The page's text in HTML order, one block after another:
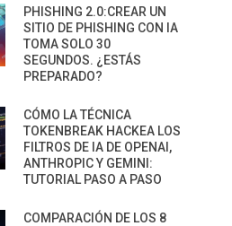
PHISHING 2.0:CREAR UN
SITIO DE PHISHING CON IA
TOMA SOLO 30
SEGUNDOS. ¿ESTÁS
PREPARADO?
CÓMO LA TÉCNICA
TOKENBREAK HACKEA LOS
FILTROS DE IA DE OPENAI,
ANTHROPIC Y GEMINI:
TUTORIAL PASO A PASO
COMPARACIÓN DE LOS 8